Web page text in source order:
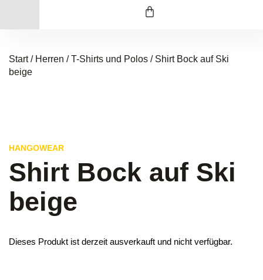
Start/ Herren /T-Shirts und Polos / Shirt Bock auf Ski
beige
HANGOWEAR
Shirt Bock auf Ski
beige
Dieses Produkt ist derzeit ausverkauft und nicht verfügbar.